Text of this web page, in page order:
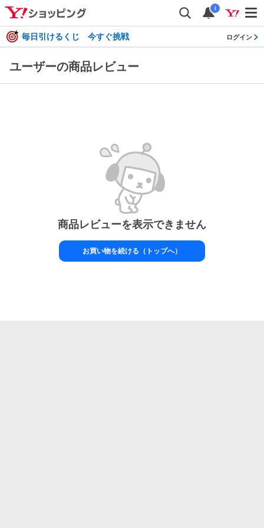
i
毎日引けるくじ 今すぐ挑戦 ログイン
ユーザーの商品レビュー
商品レビューを表示できません
お買い物を続ける（トップへ）